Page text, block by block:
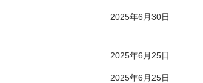
2025年6月30日
2025年6月25日
2025年6月25日